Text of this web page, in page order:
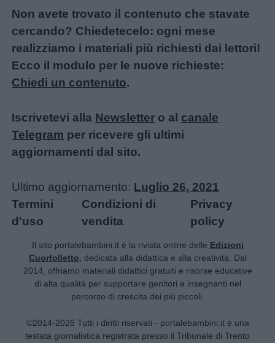
Non avete trovato il contenuto che stavate
cercando? Chiedetecelo: ogni mese
realizziamo i materiali più richiesti dai lettori!
Ecco il modulo per le nuove richieste:
Chiedi un contenuto.
Iscrivetevi alla Newsletter o al canale
Telegram per ricevere gli ultimi
aggiornamenti dal sito.
Ultimo aggiornamento: Luglio 26, 2021
Termini
d'uso
Condizioni di
vendita
Privacy
policy
Il sito portalebambini.it è la rivista online delle Edizioni
Cuorfolletto, dedicata alla didattica e alla creatività. Dal
2014, offriamo materiali didattici gratuiti e risorse educative
di alta qualità per supportare genitori e insegnanti nel
percorso di crescita dei più piccoli.
©2014-2026 Tutti i diritti riservati - portalebambini.it è una
testata giornalistica registrata presso il Tribunale di Trento